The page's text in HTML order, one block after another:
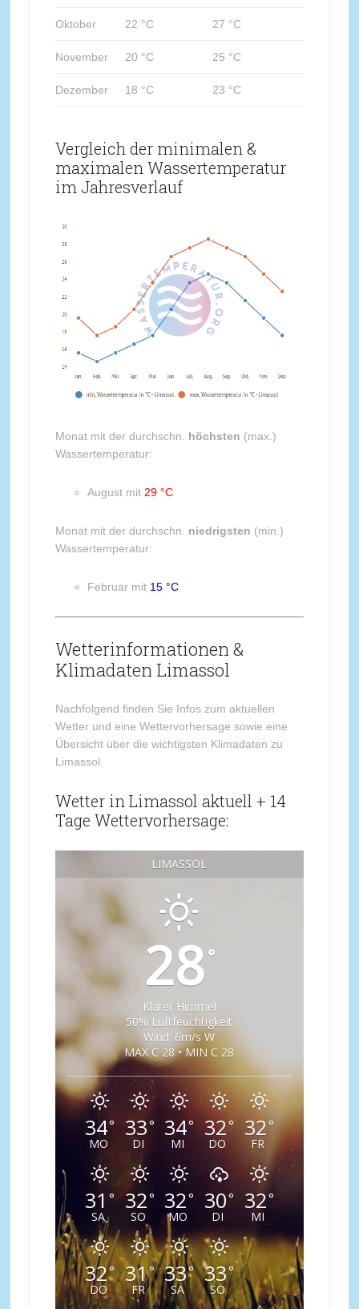
Oktober 22 °C 27 °C
November 20 °C 25 °C
Dezember 18 °C 23 °C
Vergleich der minimalen &
maximalen Wassertemperatur
im Jahresverlauf
Monat mit der durchschn. höchsten (max.)
Wassertemperatur:
August mit 29 °C
Monat mit der durchschn. niedrigsten (min.)
Wassertemperatur:
Februar mit 15 °C
Wetterinformationen &
Klimadaten Limassol
Nachfolgend finden Sie Infos zum aktuellen
Wetter und eine Wettervorhersage sowie eine
Übersicht über die wichtigsten Klimadaten zu
Limassol.
Wetter in Limassol aktuell + 14
Tage Wettervorhersage:
LIMASSOL
28°
Klarer Himmel
50% Luftfeuchtigkeit
Wind: 6m/s W
MAX C 28 • MIN C 28
34°
MO
33°
DI
34°
MI
32°
DO
32°
FR
31 °
SA
32°
SO
32°
MO
30°
DI
32°
MI
32°
DO
31°
FR
33°
SA
33°
SO